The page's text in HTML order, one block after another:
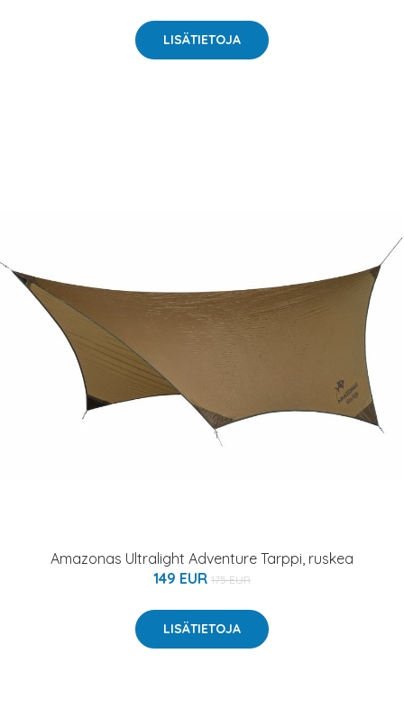
LISÄTIETOJA
Amazonas Ultralight Adventure Tarppi, ruskea
149 EUR 175 EUR
LISÄTIETOJA